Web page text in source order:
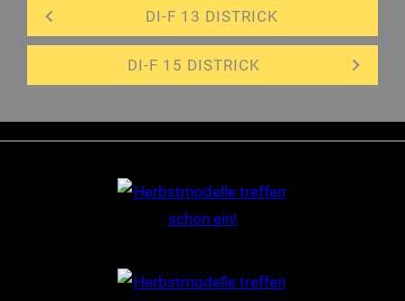
DI-F 13 DISTRICK
DI-F 15 DISTRICK